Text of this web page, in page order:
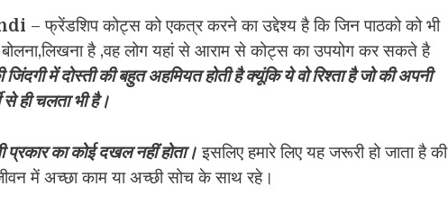
– फ्रेंडशिप कोट्स को एकत्र करने का उद्देश्य है कि जिन पाठको को भी
है ,वह लोग यहां से आराम से कोट्स का उपयोग कर सकते है
में दोस्ती की बहुत अहमियत होती है क्यूंकि ये वो रिश्ता है जो की अपनी
से ही चलता भी है।
प्रकार का कोई दखल नहीं होता। इसलिए हमारे लिए यह जरूरी हो जाता है की
में अच्छा काम या अच्छी सोच के साथ रहे।